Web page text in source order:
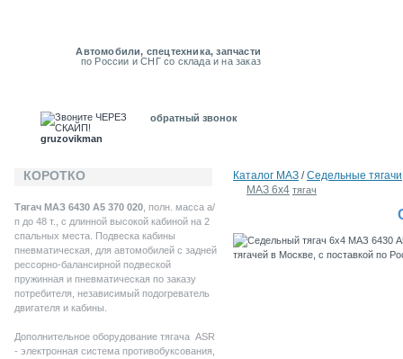
Автомобили, спецтехника, запчасти
по России и СНГ со склада и на заказ
gruzovikman
обратный звонок
КОРОТКО
Тягач МАЗ 6430 А5 370 020 , полн. масса а/
п до 48 т., с длинной высокой кабиной на 2
спальных места. Подвеска кабины
пневматическая, для автомобилей с задней
рессорно-балансирной подвеской
пружинная и пневматическая по заказу
потребителя, независимый подогреватель
двигателя и кабины.
Дополнительное оборудование тягача ASR
- электронная система противобуксования,
Каталог MAЗ /Седельные тягачи
МАЗ 6х4 тягач